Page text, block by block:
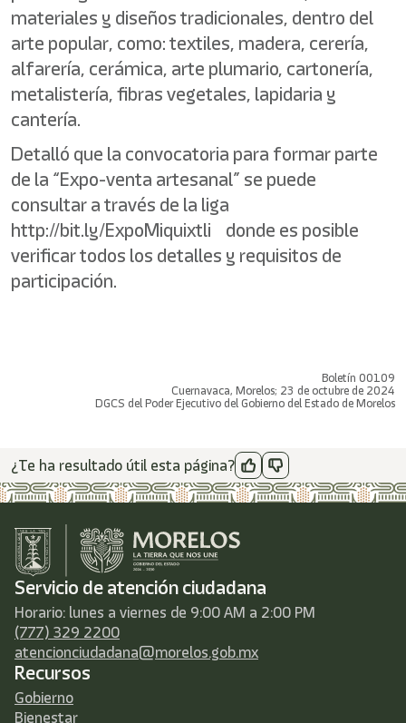
materiales y diseños tradicionales, dentro del
arte popular, como: textiles, madera, cerería,
alfarería, cerámica, arte plumario, cartonería,
metalistería, fibras vegetales, lapidaria y
cantería.
Detalló que la convocatoria para formar parte
de la “Expo-venta artesanal” se puede
consultar a través de la liga
http://bit.ly/ExpoMiquixtli donde es posible
verificar todos los detalles y requisitos de
participación.
Boletín 00109
Cuernavaca, Morelos; 23 de octubre de 2024
DGCS del Poder Ejecutivo del Gobierno del Estado de Morelos
¿Te ha resultado útil esta página?
Servicio de atención ciudadana
Horario: lunes a viernes de 9:00 AM a 2:00 PM
(777) 329 2200
atencionciudadana@morelos.gob.mx
Recursos
Gobierno
Bienestar